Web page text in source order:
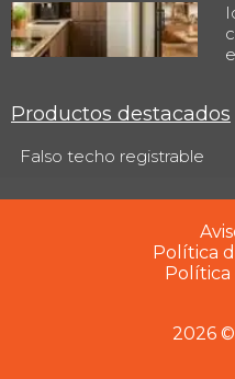
Productos destacados
Falso techo registrable
Política
Política
2026